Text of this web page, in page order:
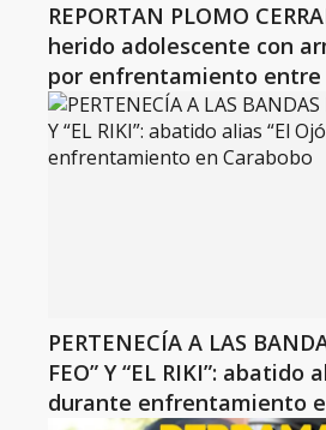
REPORTAN PLOMO
herido adolescente con
por enfrentamiento entre
PERTENECÍA A LAS
FEO” Y “EL RIKI”: abatido
durante enfrentamiento